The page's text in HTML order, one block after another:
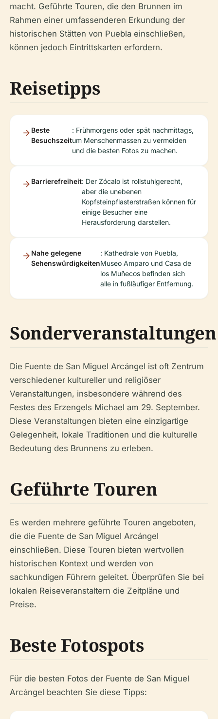
macht. Geführte Touren, die den Brunnen im
Rahmen einer umfassenderen Erkundung der
historischen Stätten von Puebla einschließen,
können jedoch Eintrittskarten erfordern.
Reisetipps
Beste
Besuchszeit
: Frühmorgens oder spät nachmittags,
um Menschenmassen zu vermeiden
und die besten Fotos zu machen.
Barrierefreiheit: Der Zócalo ist rollstuhlgerecht,
aber die unebenen
Kopfsteinpflasterstraßen können für
einige Besucher eine
Herausforderung darstellen.
Nahe gelegene
Sehenswürdigkeiten
: Kathedrale von Puebla,
Museo Amparo und Casa de
los Muñecos befinden sich
alle in fußläufiger Entfernung.
Sonderveranstaltungen
Die Fuente de San Miguel Arcángel ist oft Zentrum
verschiedener kultureller und religiöser
Veranstaltungen, insbesondere während des
Festes des Erzengels Michael am 29. September.
Diese Veranstaltungen bieten eine einzigartige
Gelegenheit, lokale Traditionen und die kulturelle
Bedeutung des Brunnens zu erleben.
Geführte Touren
Es werden mehrere geführte Touren angeboten,
die die Fuente de San Miguel Arcángel
einschließen. Diese Touren bieten wertvollen
historischen Kontext und werden von
sachkundigen Führern geleitet. Überprüfen Sie bei
lokalen Reiseveranstaltern die Zeitpläne und
Preise.
Beste Fotospots
Für die besten Fotos der Fuente de San Miguel
Arcángel beachten Sie diese Tipps: